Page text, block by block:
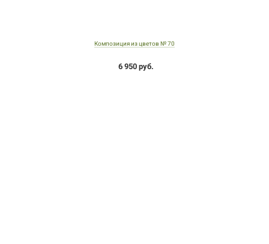
Композиция из цветов № 70
6 950 руб.